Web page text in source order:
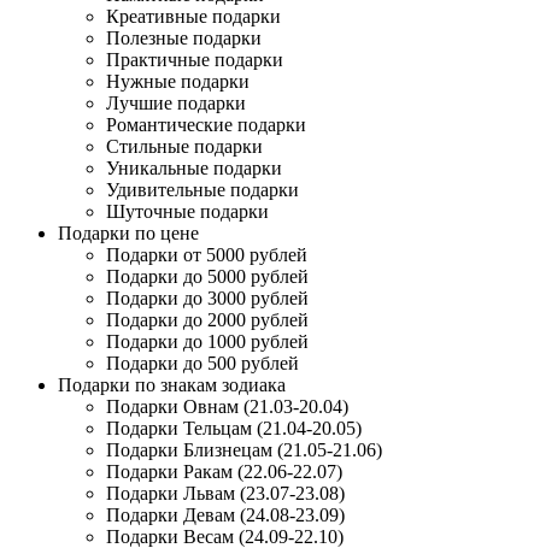
Креативные подарки
Полезные подарки
Практичные подарки
Нужные подарки
Лучшие подарки
Романтические подарки
Стильные подарки
Уникальные подарки
Удивительные подарки
Шуточные подарки
Подарки по цене
Подарки от 5000 рублей
Подарки до 5000 рублей
Подарки до 3000 рублей
Подарки до 2000 рублей
Подарки до 1000 рублей
Подарки до 500 рублей
Подарки по знакам зодиака
Подарки Овнам (21.03-20.04)
Подарки Тельцам (21.04-20.05)
Подарки Близнецам (21.05-21.06)
Подарки Ракам (22.06-22.07)
Подарки Львам (23.07-23.08)
Подарки Девам (24.08-23.09)
Подарки Весам (24.09-22.10)